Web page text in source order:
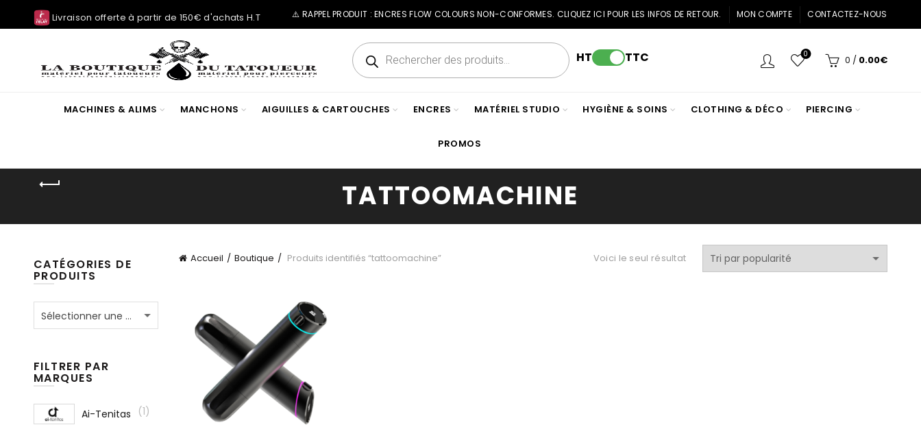
Livraison offerte à partir de 150€ d'achats H.T ⚠️ RAPPEL PRODUIT : ENCRES FLOW COLOURS NON-CONFORMES. CLIQUEZ ICI POUR LES INFOS DE RETOUR. MON COMPTE CONTACTEZ-NOUS
Recherche
de
produits
HT TTC 0 0 / 0.00€
MACHINES & ALIMS MANCHONS AIGUILLES & CARTOUCHES ENCRES MATÉRIEL STUDIO HYGIÈNE & SOINS CLOTHING & DÉCO PIERCING
PROMOS
TATTOOMACHINE
Accueil Boutique Produits identifiés “tattoomachine” Voici le seul résultat
CATÉGORIES DE
PRODUITS
Sélectionner une catégorie
FILTRER PAR
MARQUES
Ai-Tenitas (1)